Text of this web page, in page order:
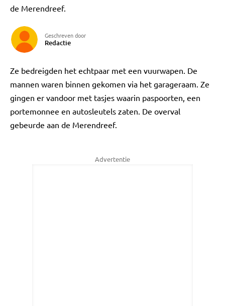
de Merendreef.
Geschreven door
Redactie
Ze bedreigden het echtpaar met een vuurwapen. De
mannen waren binnen gekomen via het garageraam. Ze
gingen er vandoor met tasjes waarin paspoorten, een
portemonnee en autosleutels zaten. De overval
gebeurde aan de Merendreef.
Advertentie